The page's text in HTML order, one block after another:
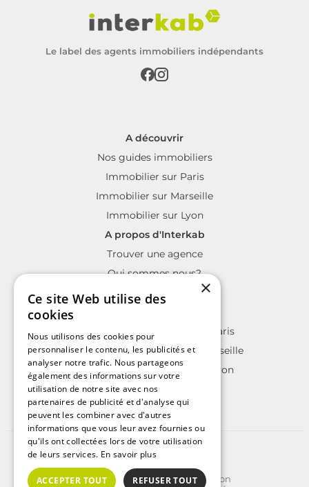
Le label des agents immobiliers indépendants
A découvrir
Nos guides immobiliers
Immobilier sur Paris
Immobilier sur Marseille
Immobilier sur Lyon
A propos d'Interkab
Trouver une agence
Qui sommes nous?
La charte Interkab
Annonces immobilières sur Paris
Annonces immobilières sur Marseille
Annonces immobilières sur Lyon
©2025 | Tous droits réservés
Plan du site
Conditions Générales d'Utilisation
×
Ce site Web utilise des
cookies
Nous utilisons des cookies pour
personnaliser le contenu, les publicités et
analyser notre trafic. Nous partageons
également des informations sur votre
utilisation de notre site avec nos
partenaires de publicité et d'analyse qui
peuvent les combiner avec d'autres
informations que vous leur avez fournies ou
qu'ils ont collectées lors de votre utilisation
de leurs services. En savoir plus
ACCEPTER TOUT REFUSER TOUT